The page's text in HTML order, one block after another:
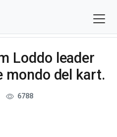
Loddo leader
mondo del kart.
6788